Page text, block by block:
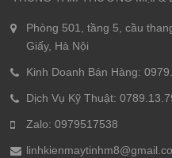
Phòng 501, tầng 5, cầu
Giấy, Hà Nội
Kinh Doanh Bán Hàng:
Dịch Vụ Kỹ Thuật:
Zalo: 0979517538